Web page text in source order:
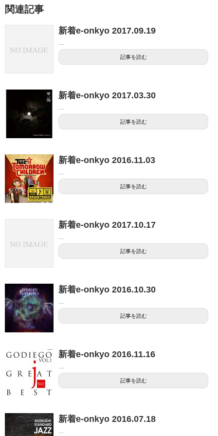
関連記事
新着e-onkyo 2017.09.19
記事を読む
新着e-onkyo 2017.03.30
記事を読む
新着e-onkyo 2016.11.03
記事を読む
新着e-onkyo 2017.10.17
記事を読む
新着e-onkyo 2016.10.30
記事を読む
新着e-onkyo 2016.11.16
記事を読む
新着e-onkyo 2016.07.18